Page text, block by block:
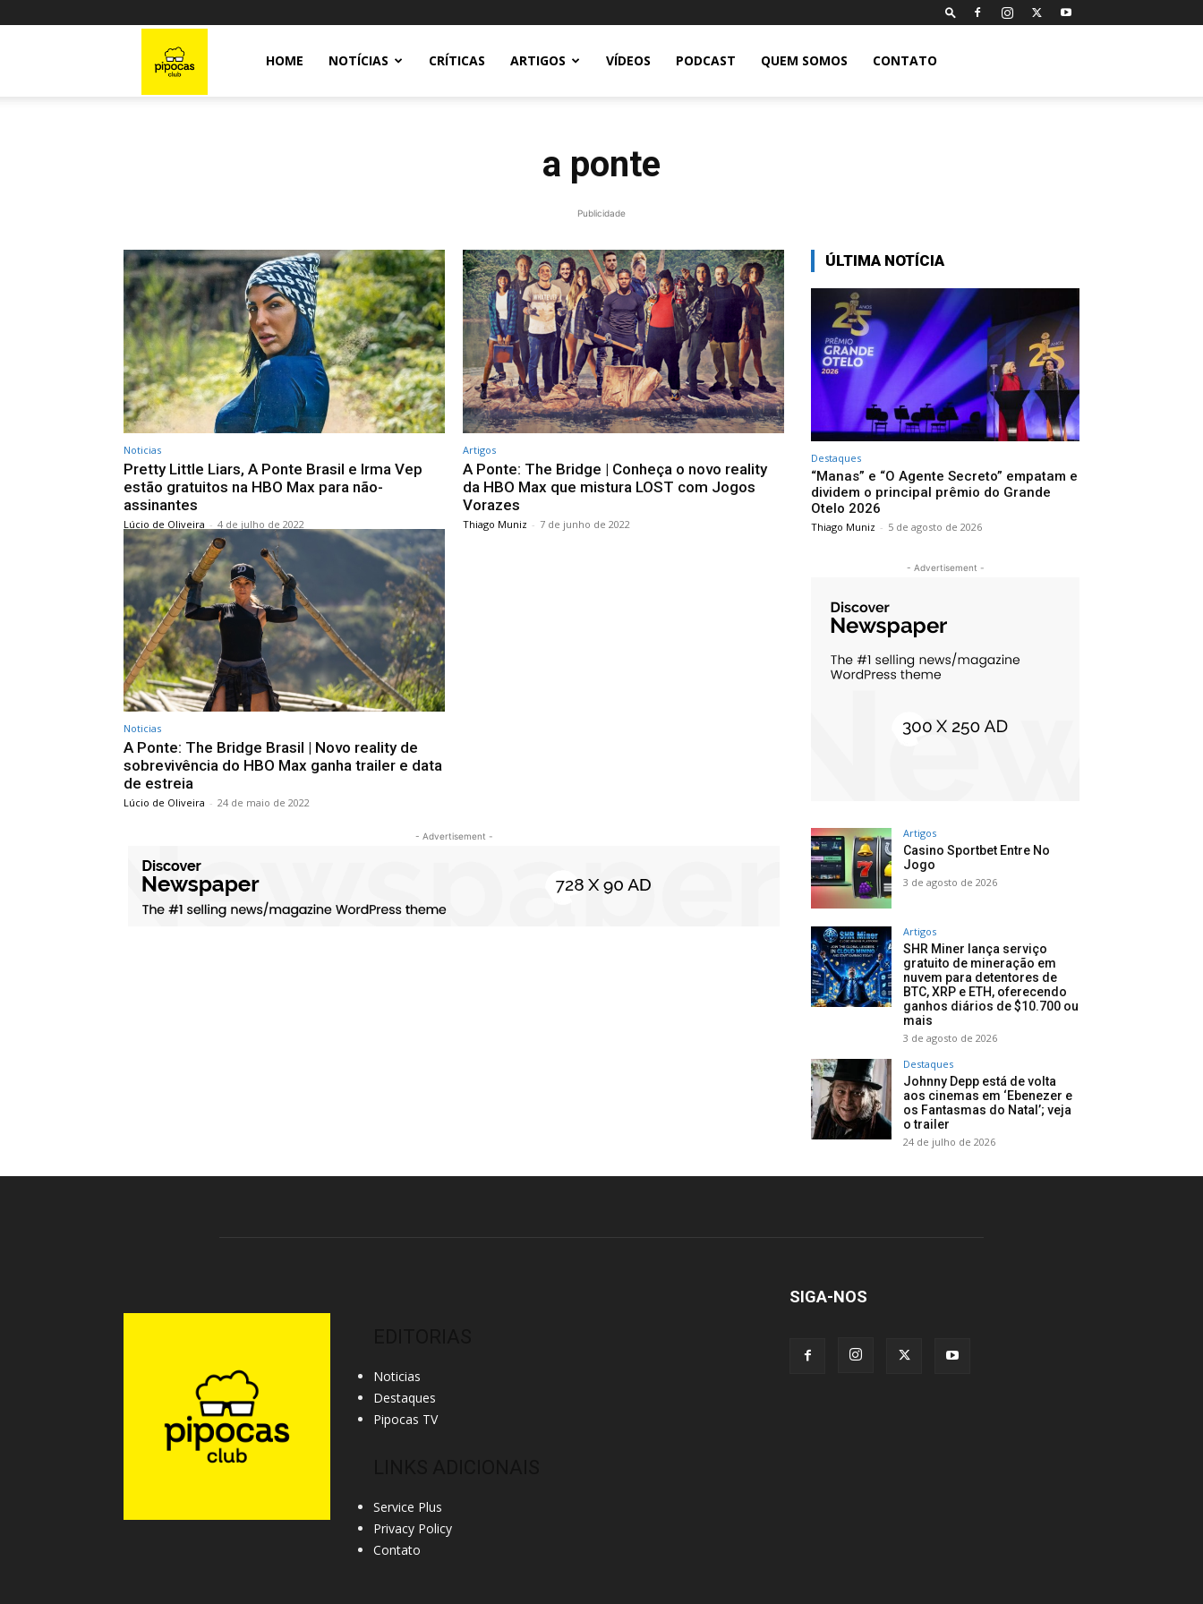
HOME NOTÍCIAS CRÍTICAS ARTIGOS VÍDEOS PODCAST QUEM SOMOS CONTATO
a ponte
Publicidade
Noticias
Pretty Little Liars, A Ponte Brasil e Irma Vep
estão gratuitos na HBO Max para não-
assinantes
Lúcio de Oliveira - 4 de julho de 2022
Artigos
A Ponte: The Bridge | Conheça o novo reality
da HBO Max que mistura LOST com Jogos
Vorazes
Thiago Muniz - 7 de junho de 2022
Noticias
A Ponte: The Bridge Brasil | Novo reality de
sobrevivência do HBO Max ganha trailer e data
de estreia
Lúcio de Oliveira - 24 de maio de 2022
- Advertisement -
ÚLTIMA NOTÍCIA
Destaques
“Manas” e “O Agente Secreto” empatam e
dividem o principal prêmio do Grande
Otelo 2026
Thiago Muniz - 5 de agosto de 2026
- Advertisement -
Artigos
Casino Sportbet Entre No
Jogo
3 de agosto de 2026
Artigos
SHR Miner lança serviço
gratuito de mineração em
nuvem para detentores de
BTC, XRP e ETH, oferecendo
ganhos diários de $10.700 ou
mais
3 de agosto de 2026
Destaques
Johnny Depp está de volta
aos cinemas em ‘Ebenezer e
os Fantasmas do Natal’; veja
o trailer
24 de julho de 2026
Noticias
Destaques
Pipocas TV
Service Plus
Privacy Policy
Contato
SIGA-NOS